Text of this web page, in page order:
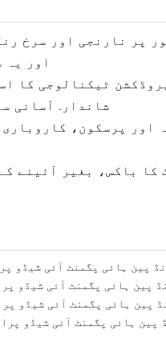
بنیادی طور پر نارنجی
اور یہ
ترین پروڈکشن
شاندار. آسانی
کا باکس، بغیر